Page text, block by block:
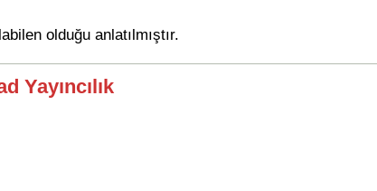
olduğu anlatılmıştır.
Yayıncılık